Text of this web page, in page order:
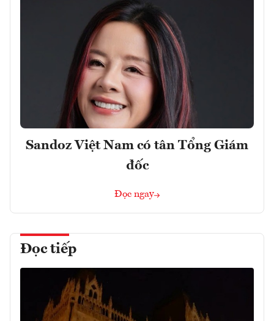
Sandoz Việt Nam có tân Tổng Giám
đốc
Đọc ngay
Đọc tiếp